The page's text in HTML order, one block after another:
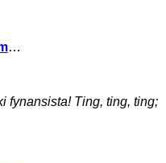
…
fynansista! Ting, ting, ting;